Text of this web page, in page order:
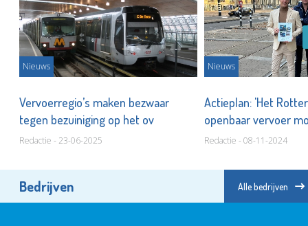
Nieuws
Vervoerregio’s maken bezwaar
tegen bezuiniging op het ov
Redactie - 23-06-2025
Nieuws
Actieplan: 'Het
openbaar vervoer
Redactie - 08-11-2024
Bedrijven Alle bedrijven